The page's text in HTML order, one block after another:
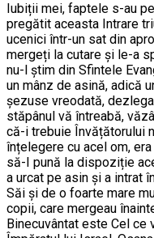
Iubiții mei, faptele s-au
pregătit aceasta Intrare
ucenici într-un sat din
mergeți la cutare și le-a
nu-l știm din Sfintele
un mânz de asină, adică
șezuse vreodată,
stăpânul vă întreabă,
că-i trebuie Învățătorului
înțelegere cu acel om,
să-I pună la dispoziție
a urcat pe asin și a intrat
Săi și de o foarte mare
copii, care mergeau
Binecuvântat este Cel ce